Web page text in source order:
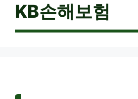
KB손해보험